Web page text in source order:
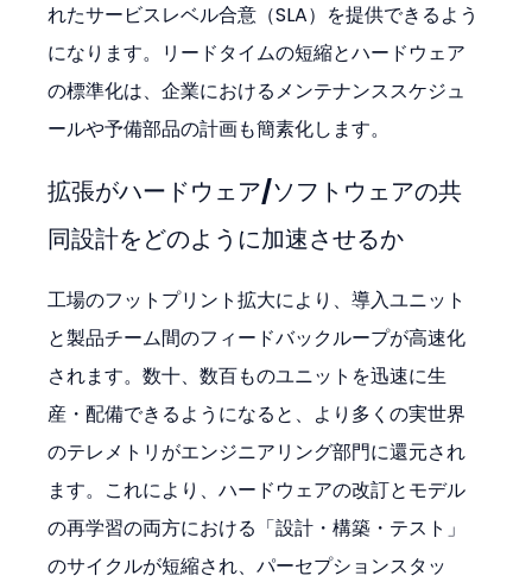
れたサービスレベル合意（SLA）を提供できるよう
になります。リードタイムの短縮とハードウェア
の標準化は、企業におけるメンテナンススケジュ
ールや予備部品の計画も簡素化します。
拡張がハードウェア/ソフトウェアの共
同設計をどのように加速させるか
工場のフットプリント拡大により、導入ユニット
と製品チーム間のフィードバックループが高速化
されます。数十、数百ものユニットを迅速に生
産・配備できるようになると、より多くの実世界
のテレメトリがエンジニアリング部門に還元され
ます。これにより、ハードウェアの改訂とモデル
の再学習の両方における「設計・構築・テスト」
のサイクルが短縮され、パーセプションスタッ